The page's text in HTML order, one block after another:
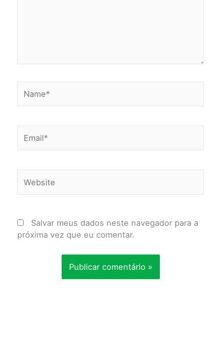
Salvar meus dados neste navegador para a
próxima vez que eu comentar.